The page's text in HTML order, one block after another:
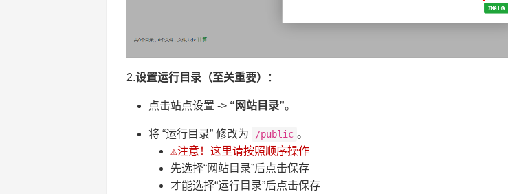
2.设置运行目录（至关重要） ：
点击站点设置 -> “网站目录”。
将 “运行目录” 修改为 /public 。
⚠️注意！这里请按照顺序操作
先选择“网站目录”后点击保存
才能选择“运行目录”后点击保存